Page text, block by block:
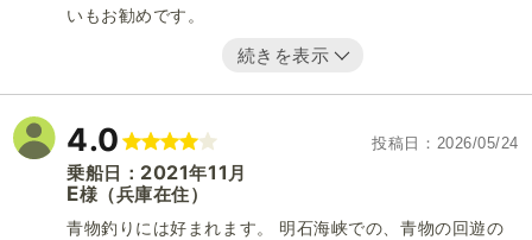
いもお勧めです。
続きを表示
4.0 投稿日 2026/05/24
乗船日： 2021年11 月
E様 （兵庫在住）
青物釣りには好まれます。 明石海峡での、青物の回遊の